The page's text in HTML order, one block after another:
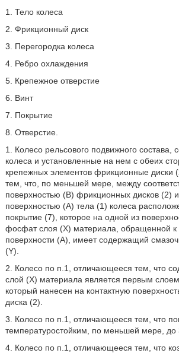
1. Тело колеса
2. Фрикционный диск
3. Перегородка колеса
4. Ребро охлаждения
5. Крепежное отверстие
6. Винт
7. Покрытие
8. Отверстие.
1. Колесо рельсового подвижного состава,
колеса и установленные на нем с обеих
крепежных элементов фрикционные диски
тем, что, по меньшей мере, между
поверхностью (В) фрикционных дисков (2) и
поверхностью (А) тела (1) колеса
покрытие (7), которое на одной из
фосфат слоя (X) материала, обращенной к
поверхности (А), имеет содержащий
(Y).
2. Колесо по п.1, отличающееся тем, что
слой (X) материала является первым
который нанесен на контактную
диска (2).
3. Колесо по п.1, отличающееся тем, что
температуростойким, по меньшей мере, до
4. Колесо по п.1, отличающееся тем, что